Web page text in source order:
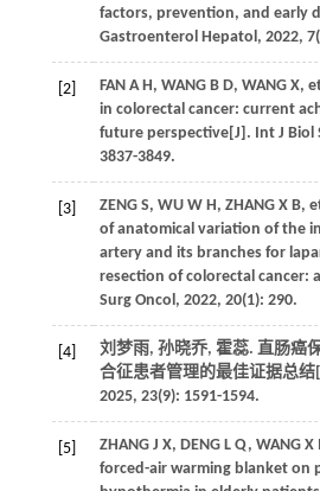
factors, prevention, and early
Gastroenterol Hepatol, 2022,
[2]
FAN A H, WANG B D, WANG
in colorectal cancer: current
future perspective[J]. Int J Biol
3837-3849.
[3]
ZENG S, WU W H, ZHANG X B,
of anatomical variation of the
artery and its branches for
resection of colorectal cancer:
Surg Oncol, 2022, 20(1): 290.
[4]
刘梦雨, 孙晓乔, 霍蕊. 直肠癌
合征患者管理的最佳证据总结
2025, 23(9): 1591-1594.
[5]
ZHANG J X, DENG L Q, WANG
forced-air warming blanket on